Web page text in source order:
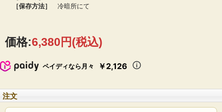
［保存方法］ 冷暗所にて
価格:6,380円(税込)
ペイディなら月々 ￥2,126
注文